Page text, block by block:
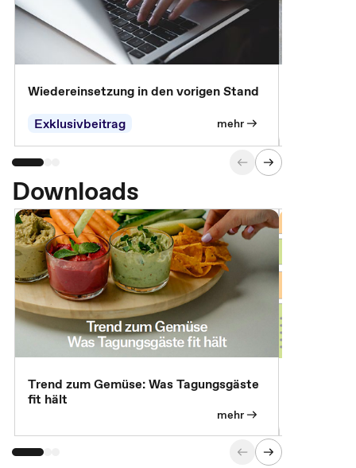
Wiedereinsetzung in den vorigen Stand
Exklusivbeitrag
mehr
Downloads
Trend zum Gemüse: Was Tagungsgäste
fit hält
mehr